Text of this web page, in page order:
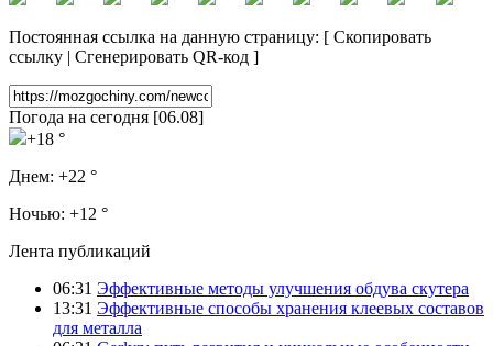
Постоянная ссылка на данную страницу: [ Скопировать
ссылку | Сгенерировать QR-код ]
Погода на сегодня [06.08]
+18 °
Днем: +22 °
Ночью: +12 °
Лента публикаций
06:31 Эффективные методы улучшения обдува скутера
13:31 Эффективные способы хранения клеевых составов
для металла